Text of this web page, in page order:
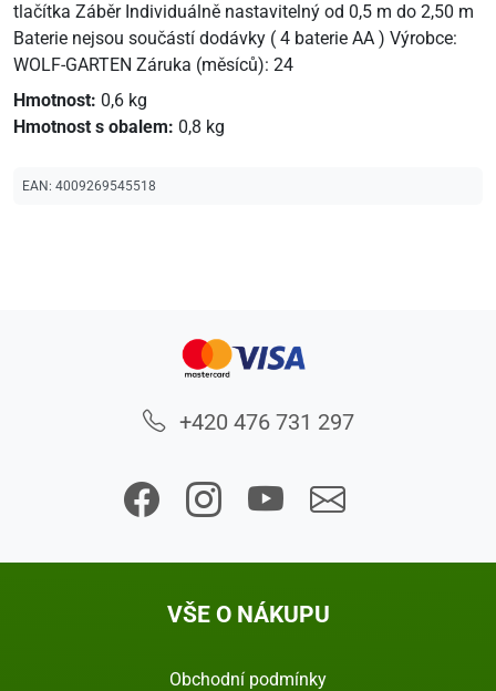
tlačítka Záběr Individuálně nastavitelný od 0,5 m do 2,50 m
Baterie nejsou součástí dodávky ( 4 baterie AA ) Výrobce:
WOLF-GARTEN Záruka (měsíců): 24
Hmotnost: 0,6 kg
Hmotnost s obalem: 0,8 kg
EAN: 4009269545518
+420 476 731 297
VŠE O NÁKUPU
Obchodní podmínky